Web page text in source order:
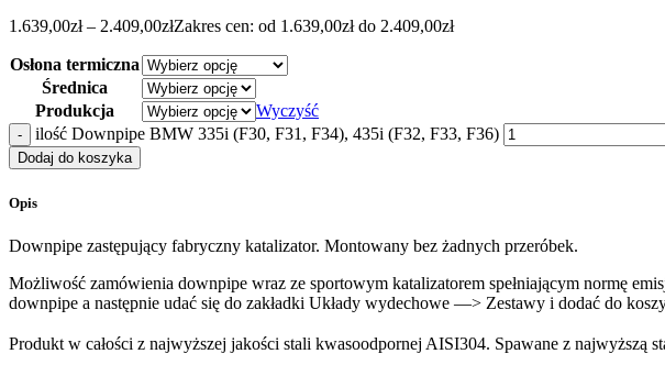
1.639,00zł – 2.409,00złZakres cen: od 1.639,00zł do 2.409,00zł
Osłona termiczna
Średnica
Produkcja
Wyczyść
ilość Downpipe BMW 335i (F30, F31, F34), 435i (F32, F33, F36)
Dodaj do koszyka
Opis
Downpipe zastępujący fabryczny katalizator. Montowany bez żadnych przeróbek.
Możliwość zamówienia downpipe wraz ze sportowym katalizatorem spełniającym normę
downpipe a następnie udać się do zakładki Układy wydechowe —> Zestawy i dodać do
Produkt w całości z najwyższej jakości stali kwasoodpornej AISI304. Spawane z